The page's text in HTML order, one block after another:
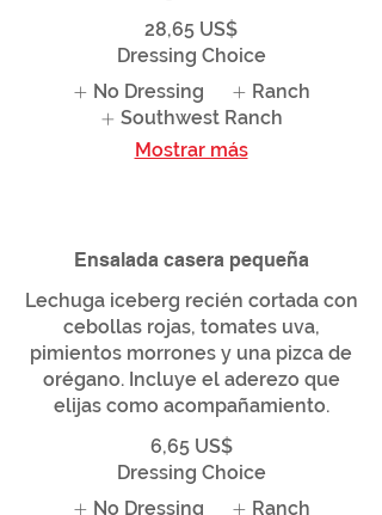
28,65 US$
Dressing Choice
No Dressing
Ranch
Southwest Ranch
Mostrar más
Ensalada casera pequeña
Lechuga iceberg recién cortada con
cebollas rojas, tomates uva,
pimientos morrones y una pizca de
orégano. Incluye el aderezo que
elijas como acompañamiento.
6,65 US$
Dressing Choice
No Dressing
Ranch